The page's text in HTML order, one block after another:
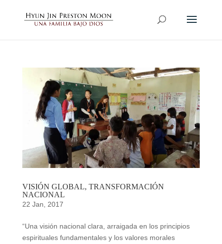
VISIÓN GLOBAL, TRANSFORMACIÓN
NACIONAL
22 Jan, 2017
“Una visión nacional clara, arraigada en los principios
espirituales fundamentales y los valores morales